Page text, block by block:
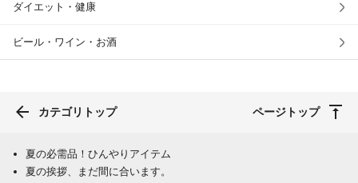
ダイエット・健康
ビール・ワイン・お酒
カテゴリトップ ページトップ
夏の必需品！ひんやりアイテム
夏の挨拶、まだ間に合います。